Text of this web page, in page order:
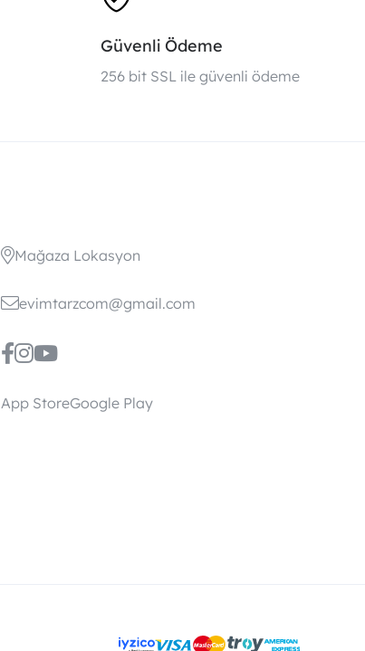
Güvenli Ödeme
256 bit SSL ile güvenli ödeme
Mağaza Lokasyon
evimtarzcom@gmail.com
App StoreGoogle Play